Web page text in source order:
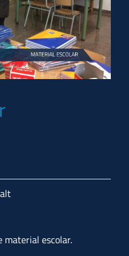
material escolar.